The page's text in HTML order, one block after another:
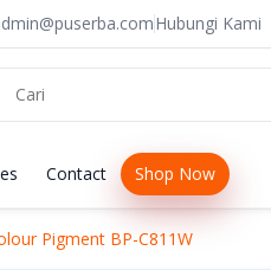
Hubungi Kami
Contact Shop Now
Pigment BP-C811W